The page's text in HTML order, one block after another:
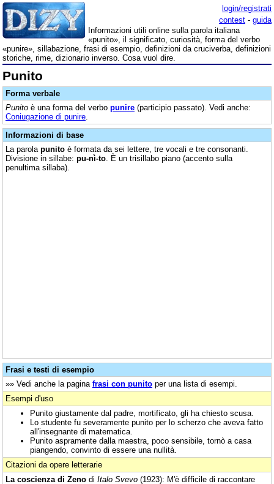
login/registrati
contest - guida
Informazioni utili online sulla parola italiana
«punito», il significato, curiosità, forma del verbo
«punire», sillabazione, frasi di esempio, definizioni da cruciverba, definizioni
storiche, rime, dizionario inverso. Cosa vuol dire.
Punito
Forma verbale
Punito è una forma del verbo punire (participio passato). Vedi anche:
Coniugazione di punire
Informazioni di base
La parola punito è formata da sei lettere, tre vocali e tre consonanti.
Divisione in sillabe: pu-nì-to . È un trisillabo piano (accento sulla
penultima sillaba).
Frasi e testi di esempio
»» Vedi anche la pagina frasi con punito per una lista di esempi.
Esempi d'uso
Punito giustamente dal padre, mortificato, gli ha chiesto scusa.
Lo studente fu severamente punito per lo scherzo che aveva fatto
all'insegnante di matematica.
Punito aspramente dalla maestra, poco sensibile, tornò a casa
piangendo, convinto di essere una nullità.
Citazioni da opere letterarie
La coscienza di Zeno di Italo Svevo (1923): M'è difficile di raccontare